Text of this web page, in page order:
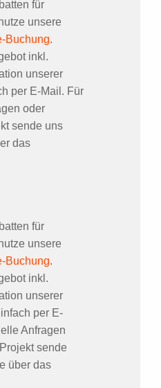
für
unsere
Buchung.
inkl.
unserer
per E-Mail. Für
oder
sende uns
das
für
unsere
Buchung.
inkl.
unserer
per E-
Anfragen
sende
über das